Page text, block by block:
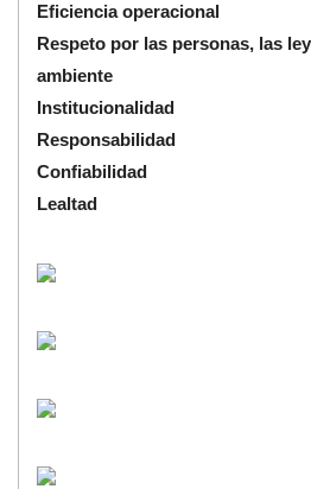
Eficiencia operacional
Respeto por las personas, las
ambiente
Institucionalidad
Responsabilidad
Confiabilidad
Lealtad